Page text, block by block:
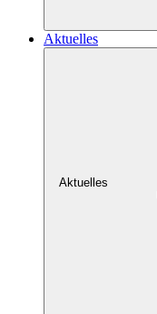
Aktuelles
Aktuelles